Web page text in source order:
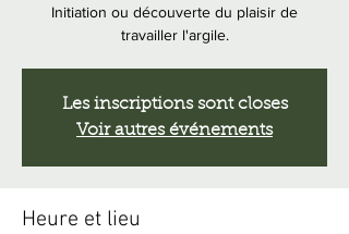
Initiation ou découverte du plaisir de
travailler l'argile.
Les inscriptions sont closes
Voir autres événements
Heure et lieu